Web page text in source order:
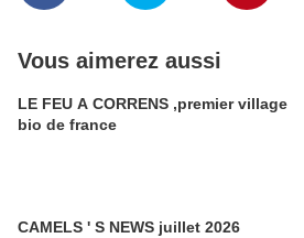
Vous aimerez aussi
LE FEU A CORRENS ,premier village
bio de france
CAMELS ' S NEWS juillet 2026